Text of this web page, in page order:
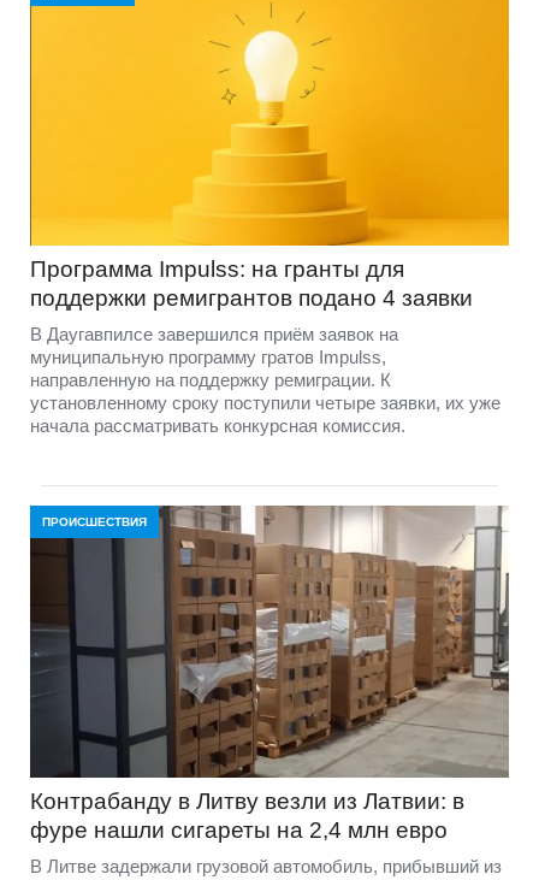
Программа Impulss: на гранты для
поддержки ремигрантов подано 4 заявки
В Даугавпилсе завершился приём заявок на
муниципальную программу гратов Impulss,
направленную на поддержку ремиграции. К
установленному сроку поступили четыре заявки, их уже
начала рассматривать конкурсная комиссия.
ПРОИСШЕСТВИЯ
Контрабанду в Литву везли из Латвии: в
фуре нашли сигареты на 2,4 млн евро
В Литве задержали грузовой автомобиль, прибывший из